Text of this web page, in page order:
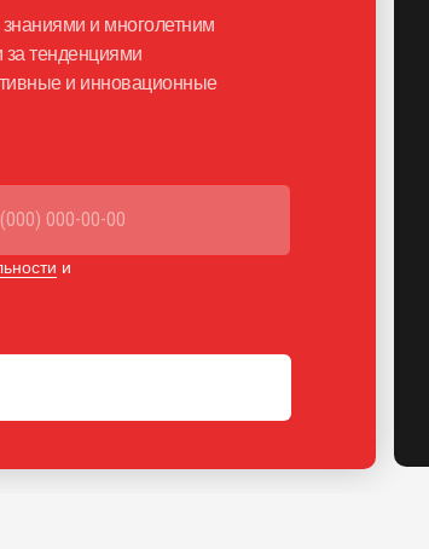
и многолетним
тенденциями
и инновационные
и